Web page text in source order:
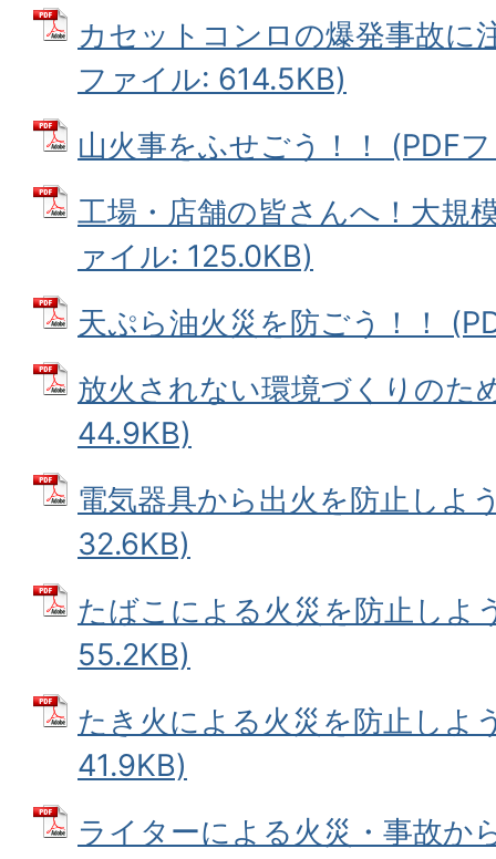
カセットコンロの爆発事故に
ファイル: 614.5KB)
山火事をふせごう！！ (PDF
工場・店舗の皆さんへ！大規
ァイル: 125.0KB)
天ぷら油火災を防ごう！！
放火されない環境づくりのた
44.9KB)
電気器具から出火を防止しよ
32.6KB)
たばこによる火災を防止しよ
55.2KB)
たき火による火災を防止しよ
41.9KB)
ライターによる火災・事故か